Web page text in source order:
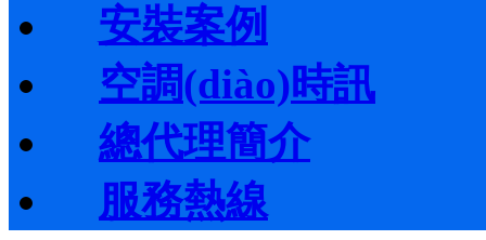
安裝案例
空調(diào)時訊
總代理簡介
服務熱線